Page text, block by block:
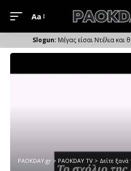
Μέγεθος
Γραμματοσειράς
Aa
Μέγας είσαι Ντέλια
PAOKDAY.gr > PAOKDAY TV > Δείτε ξανά